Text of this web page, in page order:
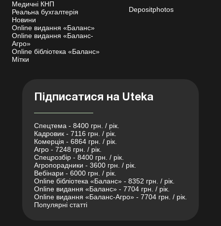
Медичні КНП
Реальна бухгалтерія
Новини
Online видання «Баланс»
Online видання «Баланс-
Агро»
Online бібліотека «Баланс»
Мітки
Depositphotos
Підписатися на Uteka
Спецтема - 8400 грн. / рік.
Кадровик - 7116 грн. / рік.
Комерція - 6864 грн. / рік.
Агро - 7248 грн. / рік.
Спецрозбір - 8400 грн. / рік.
Агропорадники - 3600 грн. / рік.
Вебінари - 6000 грн. / рік.
Online бібліотека «Баланс» - 8352 грн. / рік.
Online видання «Баланс» - 7704 грн. / рік.
Online видання «Баланс-Агро» - 7704 грн. / рік.
Популярні статті